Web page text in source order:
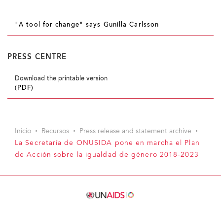
"A tool for change" says Gunilla Carlsson
PRESS CENTRE
Download the printable version
(PDF)
Inicio Recursos
Press release and statement archive
La Secretaría de ONUSIDA pone en marcha el Plan
de Acción sobre la igualdad de género 2018-2023